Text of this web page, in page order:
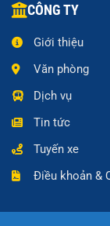
CÔNG TY
Giới thiệu
Văn phòng
Dịch vụ
Tin tức
Tuyến xe
Điều khoản &